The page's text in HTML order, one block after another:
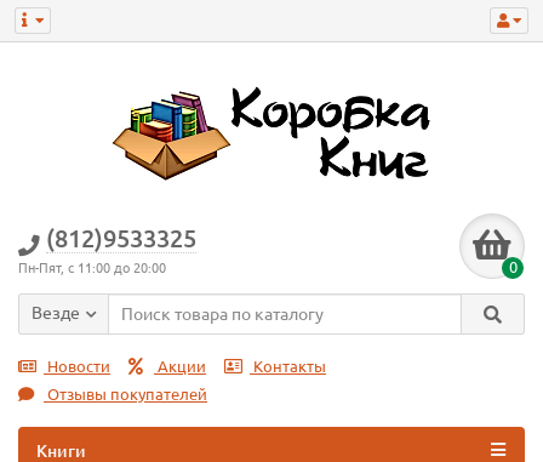
(812)9533325
Пн-Пят, с 11:00 до 20:00 0
Везде
Новости Акции
Контакты
Отзывы покупателей
Книги